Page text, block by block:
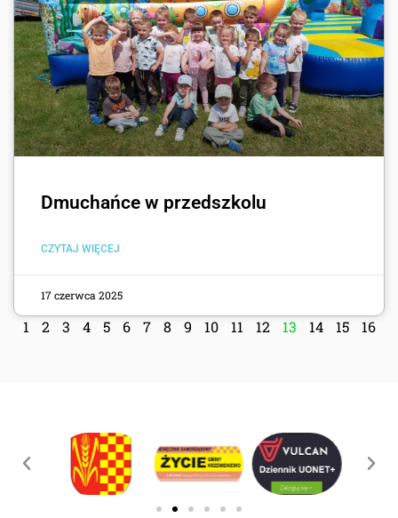
Dmuchańce w przedszkolu
CZYTAJ WIĘCEJ
17 czerwca 2025
1 2 3 4 5 6 7 8 9 10 11 12 13 14 15 16